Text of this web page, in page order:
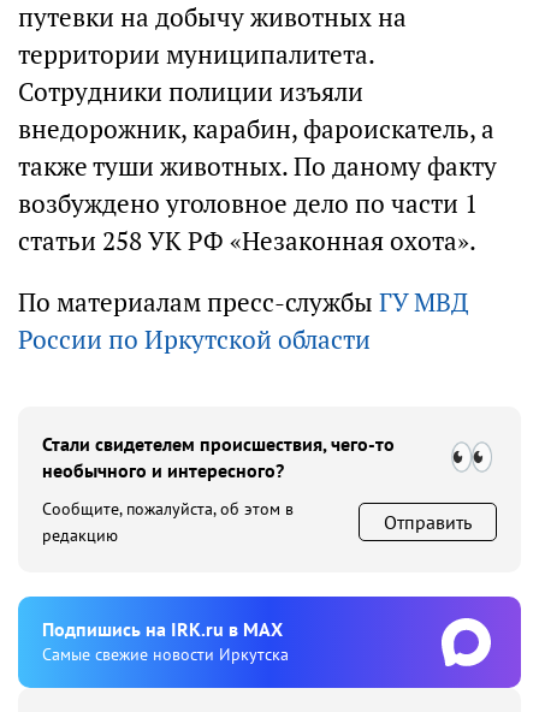
путевки на добычу животных на
территории муниципалитета.
Сотрудники полиции изъяли
внедорожник, карабин, фароискатель, а
также туши животных. По даному факту
возбуждено уголовное дело по части 1
статьи 258 УК РФ «Незаконная охота».
По материалам пресс-службы ГУ МВД
России по Иркутской области
Стали свидетелем происшествия, чего-то
необычного и интересного?
Сообщите, пожалуйста, об этом в
редакцию
Отправить
Подпишиcь на IRK.ru в MAX
Cамые свежие новости Иркутска